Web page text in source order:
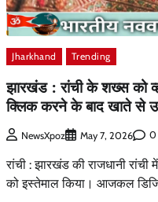
Jharkhand Trending
झारखंड : रांची के शख्स को
क्लिक करने के बाद खाते से
NewsXpoz May 7, 2026 0
रांची : झारखंड की राजधानी
को इस्तेमाल किया। आजकल